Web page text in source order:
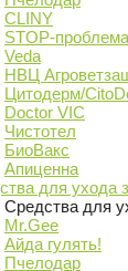
CLINY
STOP-проблема
Veda
НВЦ
Цитодерм/
Doctor VIC
Чистотел
БиоВакс
Апиценна
для ухода
Средства для
Mr.Gee
Айда гулять!
Пчелодар